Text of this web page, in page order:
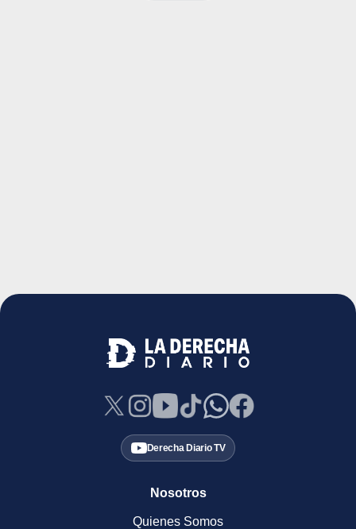
Derecha Diario TV
Nosotros
Quienes Somos